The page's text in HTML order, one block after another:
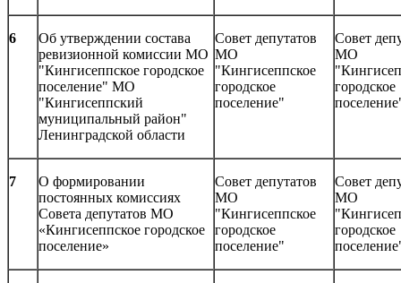
6
Об утверждении состава
ревизионной комиссии МО
"Кингисеппское городское
поселение" МО
"Кингисеппский
муниципальный район"
Ленинградской области
Совет депутатов
МО
"Кингисеппское
городское
поселение"
Совет
МО
городское
7
О формировании
постоянных комиссиях
Совета депутатов МО
«Кингисеппское городское
поселение»
Совет депутатов
МО
"Кингисеппское
городское
поселение"
Совет
МО
городское